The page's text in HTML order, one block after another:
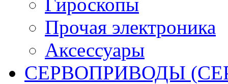
Прочая электроника
Аксессуары
СЕРВОПРИВОДЫ